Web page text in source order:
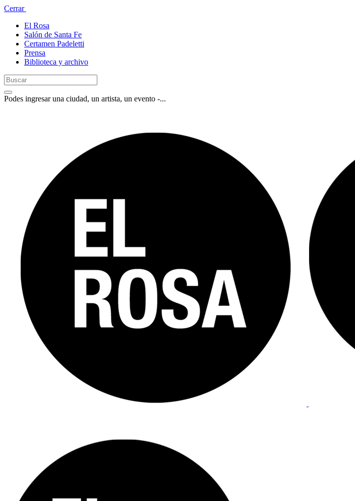
Cerrar
El Rosa
Salón de Santa Fe
Certamen Padeletti
Prensa
Biblioteca y archivo
Podes ingresar una ciudad, un artista, un evento -...